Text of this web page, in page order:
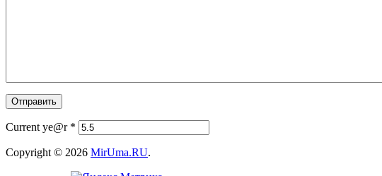
Current ye@r *
Copyright © 2026 MirUma.RU.